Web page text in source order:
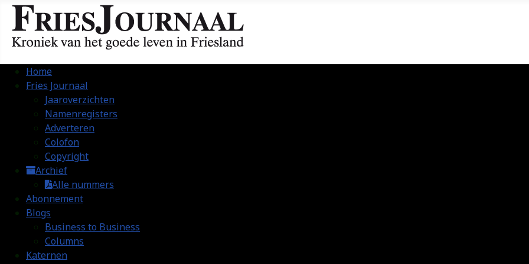
Home
Fries Journaal
Jaaroverzichten
Namenregisters
Adverteren
Colofon
Copyright
Archief
Alle nummers
Abonnement
Blogs
Business to Business
Columns
Katernen